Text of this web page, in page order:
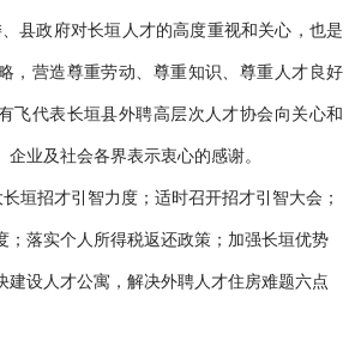
县政府对长垣人才的高度重视和关心，也是
，营造尊重劳动、尊重知识、尊重人才良好
飞代表长垣县外聘高层次人才协会向关心和
业及社会各界表示衷心的感谢。
垣招才引智力度；适时召开招才引智大会；
；落实个人所得税返还政策；加强长垣优势
建设人才公寓，解决外聘人才住房难题六点